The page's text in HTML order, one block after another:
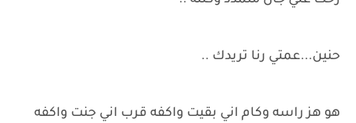
حنين...عمتي رنا تريدك ..
هو هز راسه وكام اني بقيت واكفه قرب اني جنت واكفه